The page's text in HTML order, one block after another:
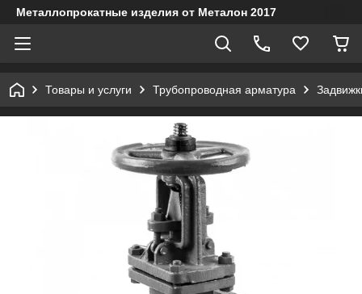
Металлопрокатные изделия от Металон 2017
Товары и услуги Трубопроводная арматура